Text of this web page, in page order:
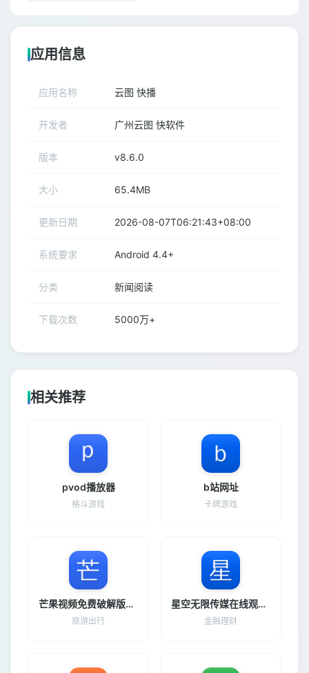
应用信息
应用名称 云图 快播
开发者 广州云图 快软件
版本 v8.6.0
大小 65.4MB
更新日期 2026-08-07T06:21:43+08:00
系统要求 Android 4.4+
分类 新闻阅读
下载次数 5000万+
相关推荐
pvod播放器
格斗游戏
b站网址
卡牌游戏
芒果视频免费破解版下载并安装
旅游出行
星空无限传媒在线观看电视剧
金融理财